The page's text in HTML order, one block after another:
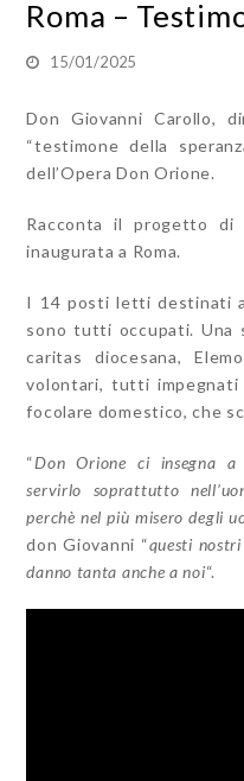
Roma –
15/01/2025
Don Giovanni Carollo,
“testimone della
dell’Opera Don Orione.
Racconta il progetto
inaugurata a Roma.
I 14 posti letti destinati
sono tutti occupati. Una
caritas diocesana,
volontari, tutti impegnati
focolare domestico, che
“Don Orione ci insegna a
servirlo soprattutto
perchè nel più misero degli
don Giovanni “questi
danno tanta anche a noi“.